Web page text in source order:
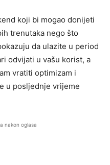
koji bi mogao donijeti
trenutaka nego što
da ulazite u period
odvijati u vašu korist, a
vratiti optimizam i
u posljednje vrijeme
nakon oglasa